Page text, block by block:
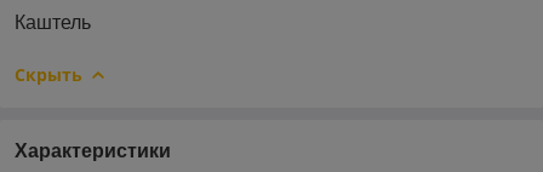
Каштель
Скрыть
Характеристики